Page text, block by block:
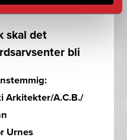
skal det
bli
Arkitekter/A.C.B./
Urnes